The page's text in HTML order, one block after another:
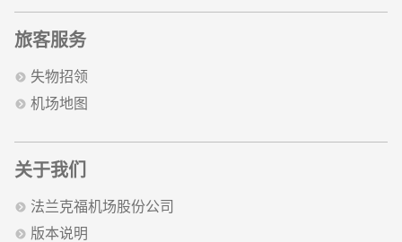
旅客服务
失物招领
机场地图
关于我们
法兰克福机场股份公司
版本说明